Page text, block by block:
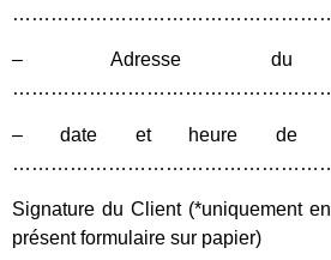
– Adresse
– date et heure de
Signature du Client (*uniquement
présent formulaire sur papier)